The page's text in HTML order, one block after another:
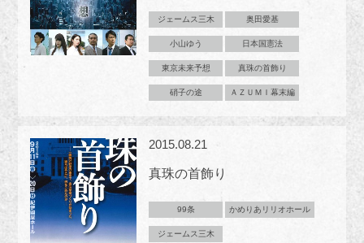
ジェームス三木 奥田愛基
小山ゆう 日本国憲法
東京未来予想 真珠の首飾り
硝子の途 ＡＺＵＭＩ幕末編
2015.08.21
真珠の首飾り
99条 かめりあリリオホール
ジェームス三木